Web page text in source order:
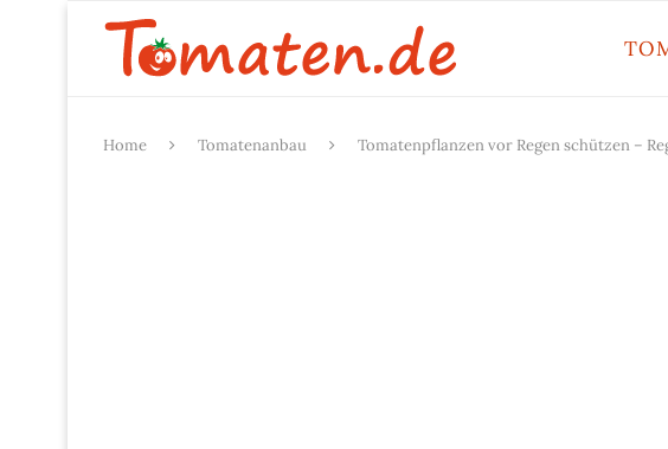
Home Tomatenanbau Tomatenpflanzen vor Regen schützen –